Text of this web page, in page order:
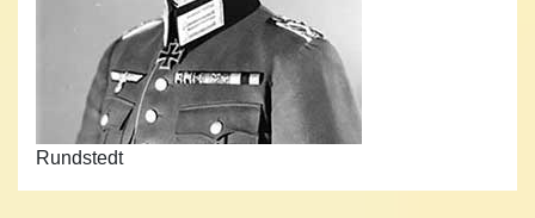
Rundstedt